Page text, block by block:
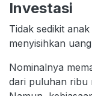
Investasi
Tidak sedikit
menyisihkan
Nominalnya
dari puluhan ribu